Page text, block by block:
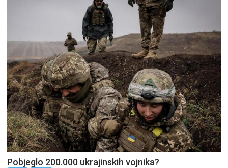
Pobjeglo 200.000 ukrajinskih vojnika?